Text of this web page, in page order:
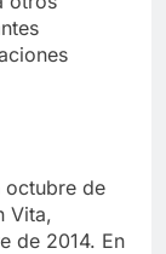
octubre de
Vita,
de 2014. En